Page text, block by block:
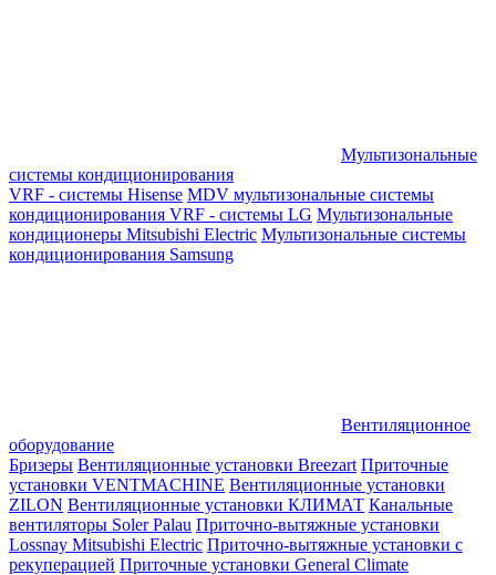
Мультизональные
системы кондиционирования
VRF - системы Hisense MDV мультизональные системы
кондиционирования VRF - системы LG Мультизональные
кондиционеры Mitsubishi Electric Мультизональные системы
кондиционирования Samsung
Вентиляционное
оборудование
Бризеры Вентиляционные установки Breezart Приточные
установки VENTMACHINE Вентиляционные установки
ZILON Вентиляционные установки КЛИМАТ Канальные
вентиляторы Soler Palau Приточно-вытяжные установки
Lossnay Mitsubishi Electric Приточно-вытяжные установки с
рекуперацией Приточные установки General Climate